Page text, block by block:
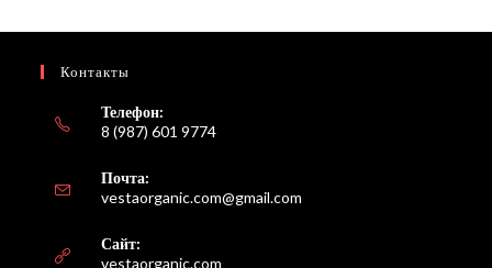
Контакты
Телефон:
8 (987) 601 9774
Почта:
vestaorganic.com@gmail.com
Сайт:
vestaorganic.com